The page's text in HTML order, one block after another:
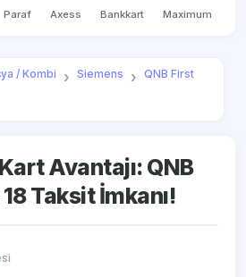
Paraf Axess Bankkart Maximum
/ Kombi Siemens
QNB First
Avantajı: QNB
Taksit İmkanı!